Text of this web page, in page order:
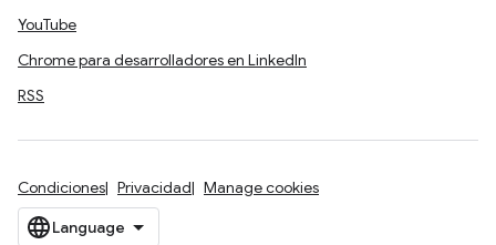
YouTube
Chrome para desarrolladores en LinkedIn
RSS
Condiciones Privacidad Manage cookies